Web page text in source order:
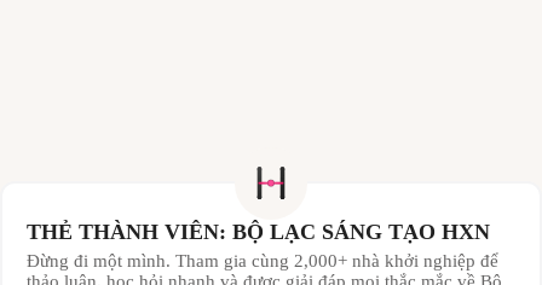
THẺ THÀNH VIÊN: BỘ LẠC SÁNG TẠO HXN
Đừng đi một mình. Tham gia cùng 2,000+ nhà khởi nghiệp để